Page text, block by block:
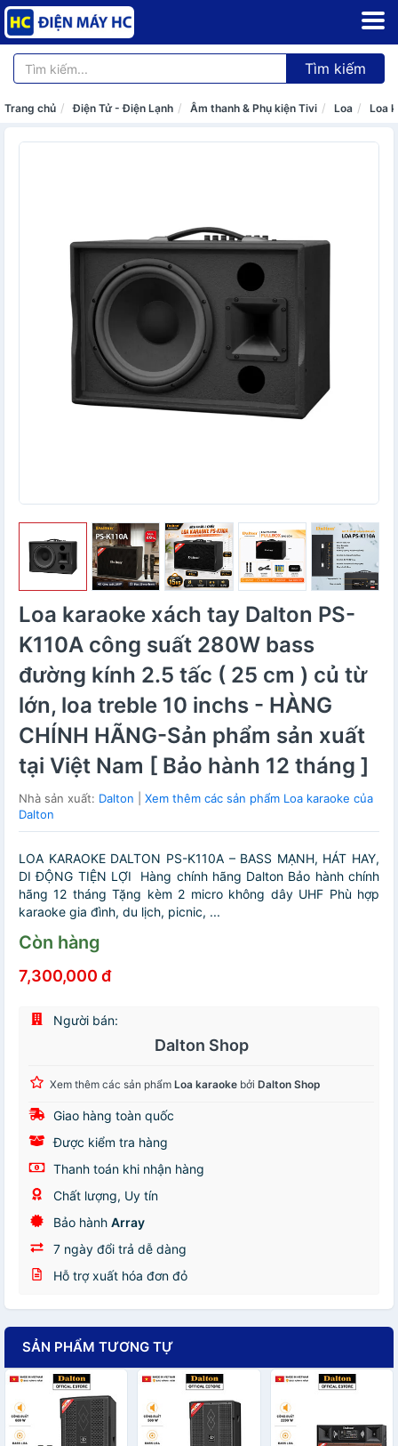
Tìm kiếm
Trang chủ Điện Tử - Điện Lạnh Âm thanh & Phụ kiện Tivi Loa Loa
Loa karaoke xách tay Dalton PS-
K110A công suất 280W bass
đường kính 2.5 tấc ( 25 cm ) củ từ
lớn, loa treble 10 inchs - HÀNG
CHÍNH HÃNG-Sản phẩm sản xuất
tại Việt Nam [ Bảo hành 12 tháng ]
Nhà sản xuất: Dalton
Xem thêm các sản phẩm Loa karaoke của
Dalton
LOA KARAOKE DALTON PS-K110A – BASS MẠNH, HÁT HAY,
DI ĐỘNG TIỆN LỢI Hàng chính hãng Dalton Bảo hành chính
hãng 12 tháng Tặng kèm 2 micro không dây UHF Phù hợp
karaoke gia đình, du lịch, picnic, ...
Còn hàng
7,300,000 đ
Người bán:
Dalton Shop
Xem thêm các sản phẩm Loa karaoke bởi Dalton Shop
Giao hàng toàn quốc
Được kiểm tra hàng
Thanh toán khi nhận hàng
Chất lượng, Uy tín
Bảo hành Array
7 ngày đổi trả dễ dàng
Hỗ trợ xuất hóa đơn đỏ
SẢN PHẨM TƯƠNG TỰ